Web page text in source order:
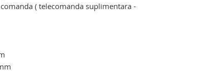
( telecomanda suplimentara -